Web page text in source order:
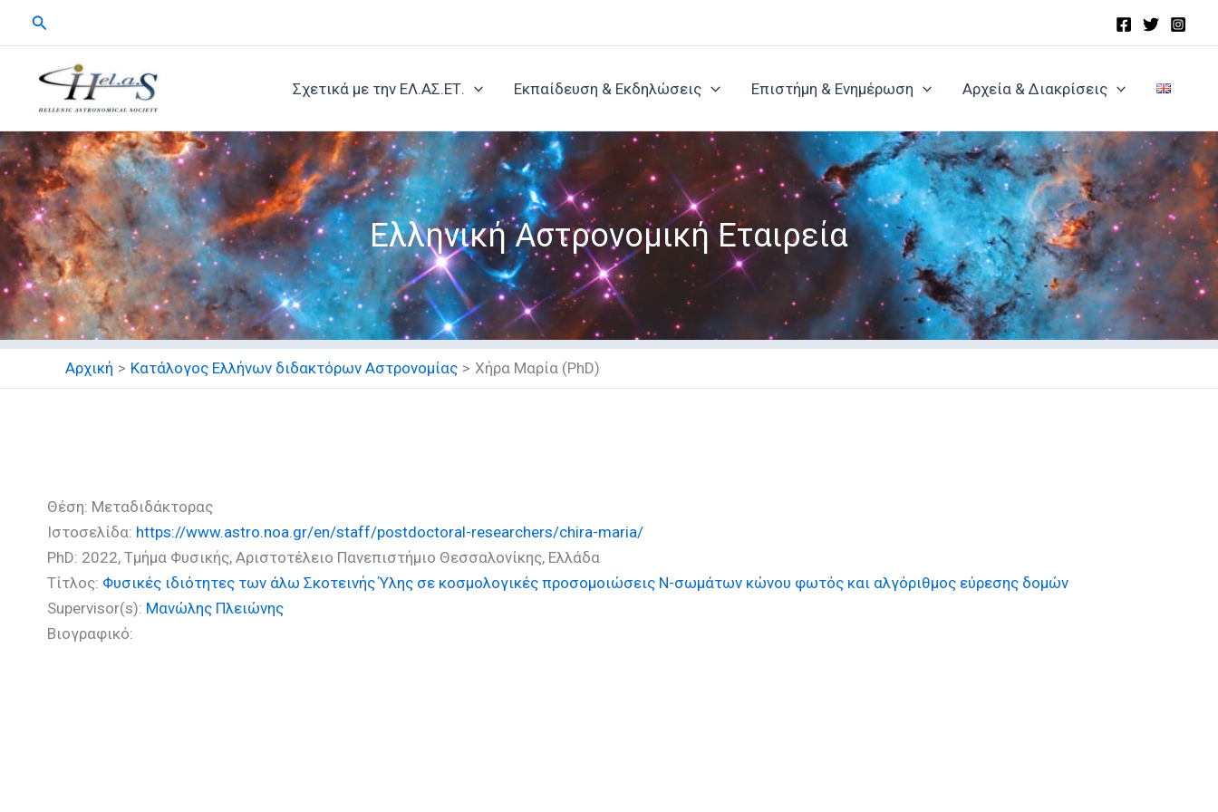
Μετάβαση
περιεχόμενο
Αναζήτηση
Σχετικά με την ΕΛ.ΑΣ.ΕΤ. Εκπαίδευση & Εκδηλώσεις Επιστήμη & Ενημέρωση Αρχεία & Διακρίσεις
Ελληνική Αστρονομική Εταιρεία
Αρχική Κατάλογος Ελλήνων διδακτόρων Αστρονομίας Χήρα Μαρία (PhD)
Θέση: Μεταδιδάκτορας
Ιστοσελίδα: https://www.astro.noa.gr/en/staff/postdoctoral-researchers/chira-maria/
PhD: 2022, Τμήμα Φυσικής, Αριστοτέλειο Πανεπιστήμιο Θεσσαλονίκης, Ελλάδα
Τίτλος: Φυσικές ιδιότητες των άλω Σκοτεινής Ύλης σε κοσμολογικές προσομοιώσεις Ν-σωμάτων κώνου φωτός και αλγόριθμος εύρεσης δομών
Supervisor(s): Μανώλης Πλειώνης
Βιογραφικό: